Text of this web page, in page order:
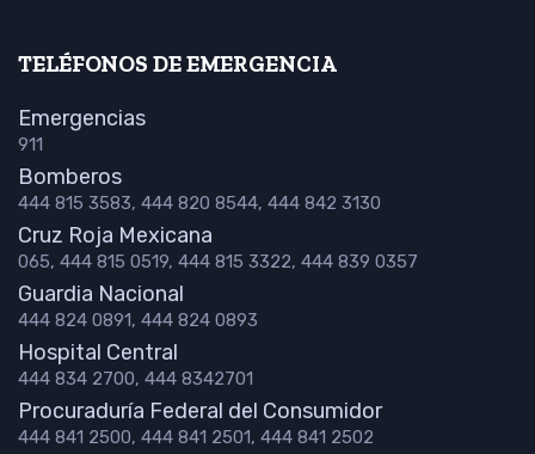
TELÉFONOS DE EMERGENCIA
Emergencias
911
Bomberos
444 815 3583, 444 820 8544, 444 842 3130
Cruz Roja Mexicana
065, 444 815 0519, 444 815 3322, 444 839 0357
Guardia Nacional
444 824 0891, 444 824 0893
Hospital Central
444 834 2700, 444 8342701
Procuraduría Federal del Consumidor
444 841 2500, 444 841 2501, 444 841 2502